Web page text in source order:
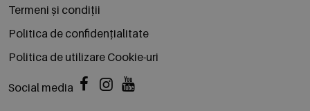
Termeni și condiții
Politica de confidențialitate
Politica de utilizare Cookie-uri
Social media